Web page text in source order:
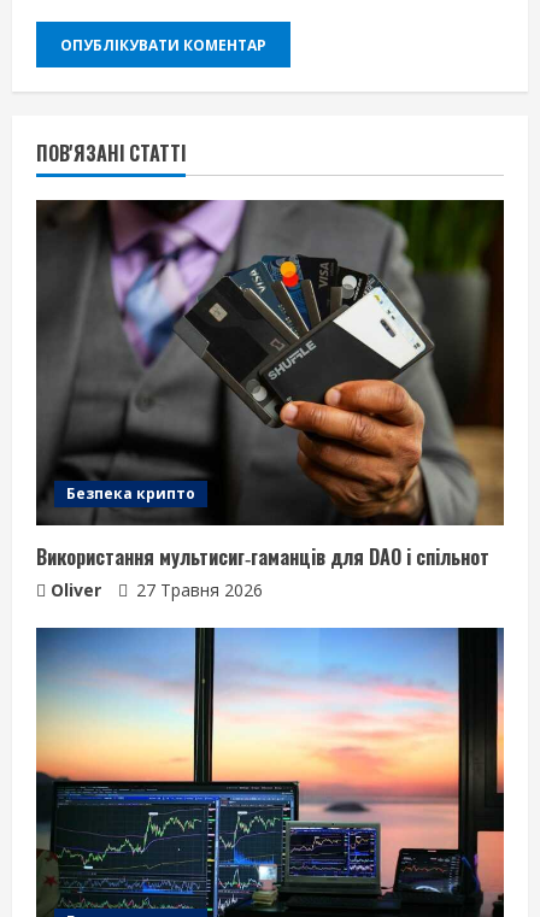
ПОВ'ЯЗАНІ СТАТТІ
Безпека крипто
Використання мультисиг‑гаманців для DAO і спільнот
Oliver 27 Травня 2026